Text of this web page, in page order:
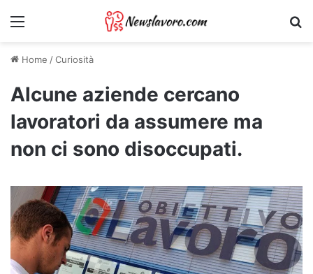
Menu
Home /Curiosità
Alcune aziende cercano
lavoratori da assumere ma
non ci sono disoccupati.